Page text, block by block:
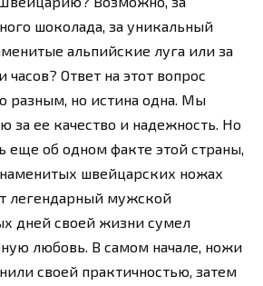
шоколада, за уникальный
альпийские луга или за
Ответ на этот вопрос
разным, но истина одна. Мы
ее качество и надежность. Но
еще об одном факте этой страны,
швейцарских ножах
легендарный мужской
дней своей жизни сумел
любовь. В самом начале, ножи
своей практичностью, затем